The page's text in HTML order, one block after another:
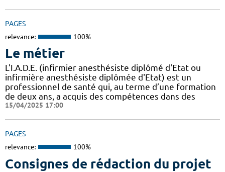
PAGES
relevance: 100%
Le métier
L'I.A.D.E. (infirmier anesthésiste diplômé d'Etat ou
infirmière anesthésiste diplômée d'Etat) est un
professionnel de santé qui, au terme d’une formation
de deux ans, a acquis des compétences dans des
15/04/2025 17:00
PAGES
relevance: 100%
Consignes de rédaction du projet